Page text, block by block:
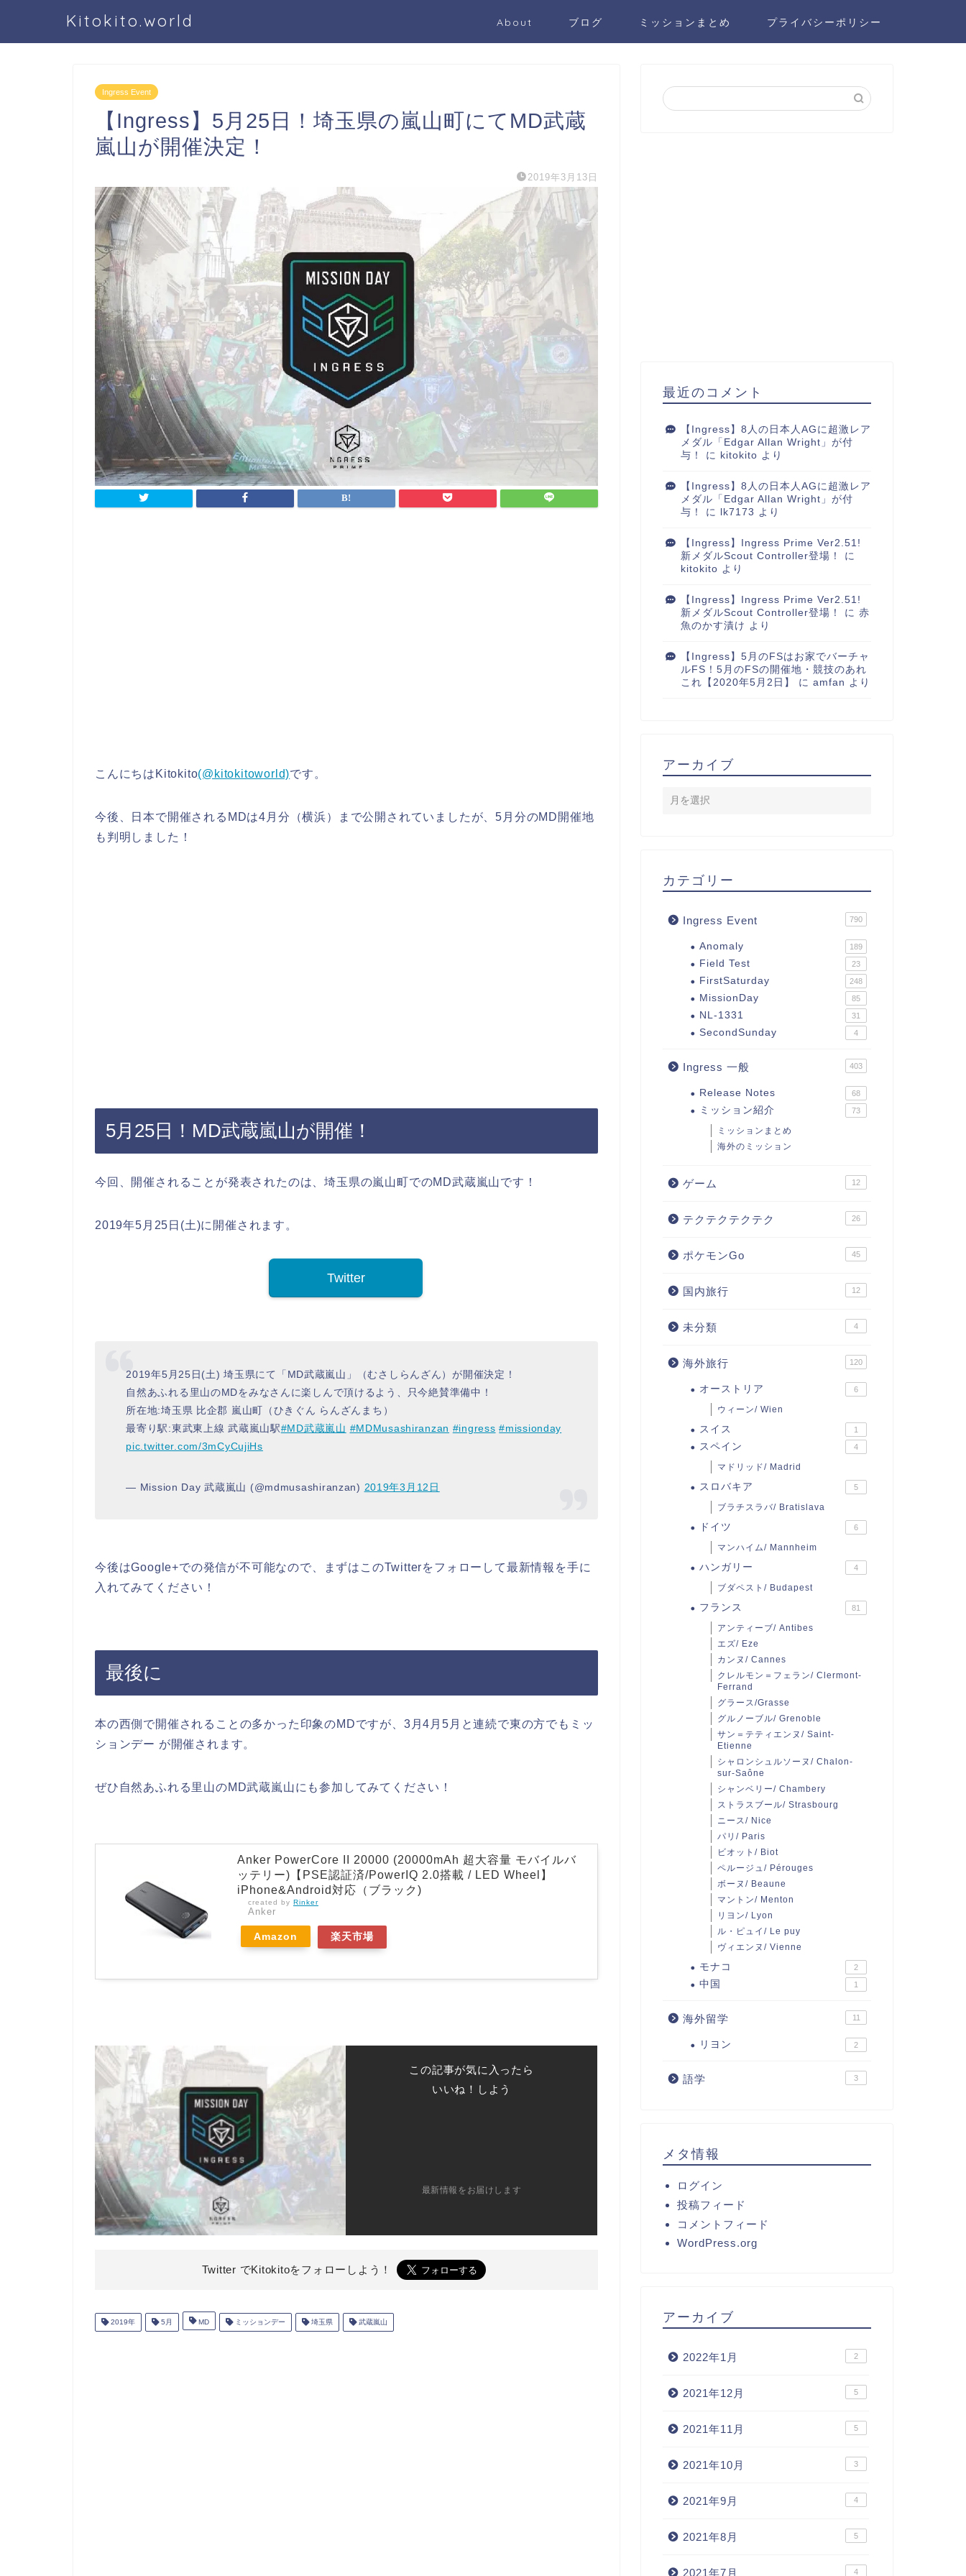
Kitokito.world About ブログ ミッションまとめ プライバシーポリシー
Ingress Event
【Ingress】5月25日！埼玉県の嵐山町にてMD武蔵
嵐山が開催決定！
2019年3月13日
こんにちはKitokito(@kitokitoworld)です。
今後、日本で開催されるMDは4月分（横浜）まで公開されていましたが、5月分のMD開催地
も判明しました！
5月25日！MD武蔵嵐山が開催！
今回、開催されることが発表されたのは、埼玉県の嵐山町でのMD武蔵嵐山です！
2019年5月25日(土)に開催されます。
Twitter
2019年5月25日(土) 埼玉県にて「MD武蔵嵐山」（むさしらんざん）が開催決定！
自然あふれる里山のMDをみなさんに楽しんで頂けるよう、只今絶賛準備中！
所在地:埼玉県 比企郡 嵐山町（ひきぐん らんざんまち）
最寄り駅:東武東上線 武蔵嵐山駅#MD武蔵嵐山 #MDMusashiranzan #ingress #missionday
pic.twitter.com/3mCyCujiHs
— Mission Day 武蔵嵐山 (@mdmusashiranzan) 2019年3月12日
今後はGoogle+での発信が不可能なので、まずはこのTwitterをフォローして最新情報を手に
入れてみてください！
最後に
本の西側で開催されることの多かった印象のMDですが、3月4月5月と連続で東の方でもミッ
ションデー が開催されます。
ぜひ自然あふれる里山のMD武蔵嵐山にも参加してみてください！
Anker PowerCore II 20000 (20000mAh 超大容量 モバイルバ
ッテリー)【PSE認証済/PowerIQ 2.0搭載 / LED Wheel】
iPhone&Android対応（ブラック)
created by Rinker
Anker
Amazon 楽天市場
この記事が気に入ったら
いいね！しよう
最新情報をお届けします
Twitter でKitokitoをフォローしよう！
2019年 5月 MD ミッションデー 埼玉県 武蔵嵐山
最近のコメント
【Ingress】8人の日本人AGに超激レア
メダル「Edgar Allan Wright」が付
与！
に kitokito より
【Ingress】8人の日本人AGに超激レア
メダル「Edgar Allan Wright」が付
与！
に lk7173 より
【Ingress】Ingress Prime Ver2.51!
新メダルScout Controller登場！
に
kitokito より
【Ingress】Ingress Prime Ver2.51!
新メダルScout Controller登場！
に 赤
魚のかす漬け より
【Ingress】5月のFSはお家でバーチャ
ルFS！5月のFSの開催地・競技のあれ
これ【2020年5月2日】
に amfan より
アーカイブ
カテゴリー
Ingress Event 790
Anomaly 189
Field Test 23
FirstSaturday 248
MissionDay 85
NL-1331 31
SecondSunday 4
Ingress 一般 403
Release Notes 68
ミッション紹介 73
ミッションまとめ
海外のミッション
ゲーム 12
テクテクテクテク 26
ポケモンGo 45
国内旅行 12
未分類 4
海外旅行 120
オーストリア 6
ウィーン/ Wien
スイス 1
スペイン 4
マドリッド/ Madrid
スロバキア 5
ブラチスラバ/ Bratislava
ドイツ 6
マンハイム/ Mannheim
ハンガリー 4
ブダペスト/ Budapest
フランス 81
アンティーブ/ Antibes
エズ/ Eze
カンヌ/ Cannes
クレルモン＝フェラン/ Clermont-
Ferrand
グラース/Grasse
グルノーブル/ Grenoble
サン＝テティエンヌ/ Saint-
Etienne
シャロンシュルソーヌ/ Chalon-
sur-Saône
シャンベリー/ Chambery
ストラスブール/ Strasbourg
ニース/ Nice
パリ/ Paris
ビオット/ Biot
ペルージュ/ Pérouges
ボーヌ/ Beaune
マントン/ Menton
リヨン/ Lyon
ル・ピュイ/ Le puy
ヴィエンヌ/ Vienne
モナコ 2
中国 1
海外留学 11
リヨン 2
語学 3
メタ情報
ログイン
投稿フィード
コメントフィード
WordPress.org
アーカイブ
2022年1月 2
2021年12月 5
2021年11月 5
2021年10月 3
2021年9月 4
2021年8月 5
2021年7月 4